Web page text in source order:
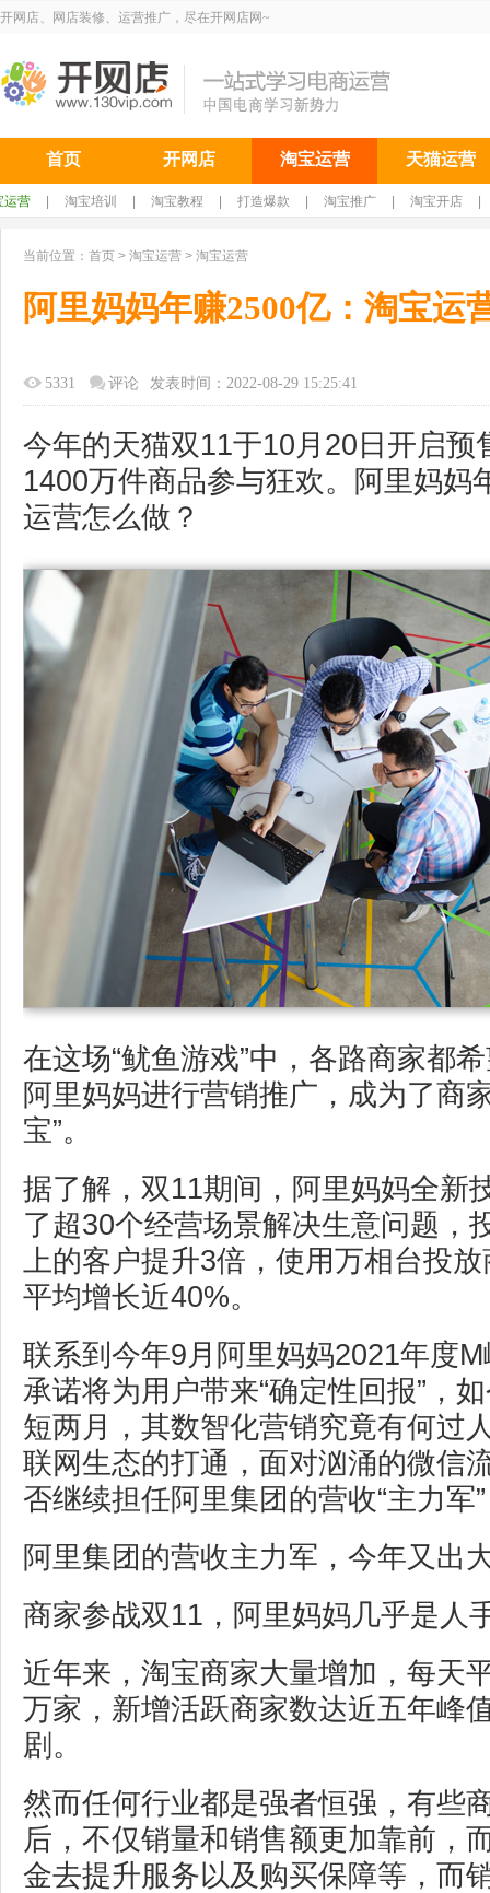
开网店、网店装修、运营推广，尽在开网店网~
首页 开网店 淘宝运营 天猫运营
运营 淘宝培训 淘宝教程 打造爆款 淘宝推广 淘宝开店
当前位置： 首页 > 淘宝运营 > 淘宝运营
阿里妈妈年赚2500亿：淘宝运
5331 评论 发表时间：2022-08-29 15:25:41
今年的天猫双11于10月20日开启预
1400万件商品参与狂欢。阿里妈妈
运营怎么做？
在这场“鱿鱼游戏”中，各路商家都
阿里妈妈进行营销推广，成为了商
宝”。
据了解，双11期间，阿里妈妈全新
了超30个经营场景解决生意问题，
上的客户提升3倍，使用万相台投
平均增长近40%。
联系到今年9月阿里妈妈2021年度
承诺将为用户带来“确定性回报”，
短两月，其数智化营销究竟有何过
联网生态的打通，面对汹涌的微信
否继续担任阿里集团的营收“主力军
阿里集团的营收主力军，今年又出
商家参战双11，阿里妈妈几乎是人
近年来，淘宝商家大量增加，每天
万家，新增活跃商家数达近五年峰
剧。
然而任何行业都是强者恒强，有些
后，不仅销量和销售额更加靠前，
金去提升服务以及购买保障等，而